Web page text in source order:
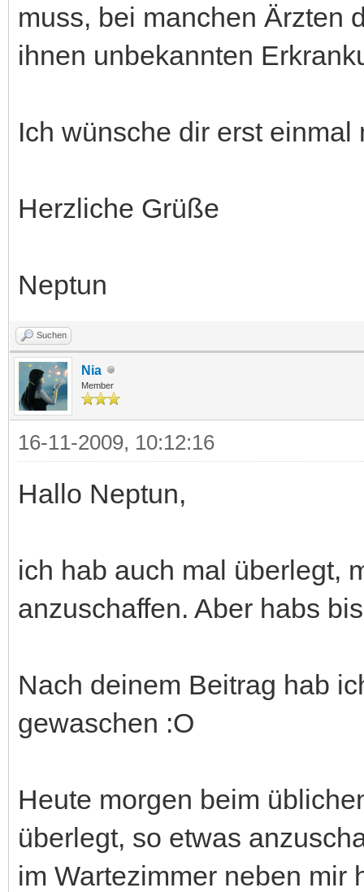
muss, bei manchen Ärzten
ihnen unbekannten
Ich wünsche dir erst einmal
Herzliche Grüße
Neptun
Suchen
Nia
Member
16-11-2009, 10:12:16
Hallo Neptun,
ich hab auch mal überlegt,
anzuschaffen. Aber habs
Nach deinem Beitrag hab
gewaschen :O
Heute morgen beim
überlegt, so etwas
im Wartezimmer neben mir